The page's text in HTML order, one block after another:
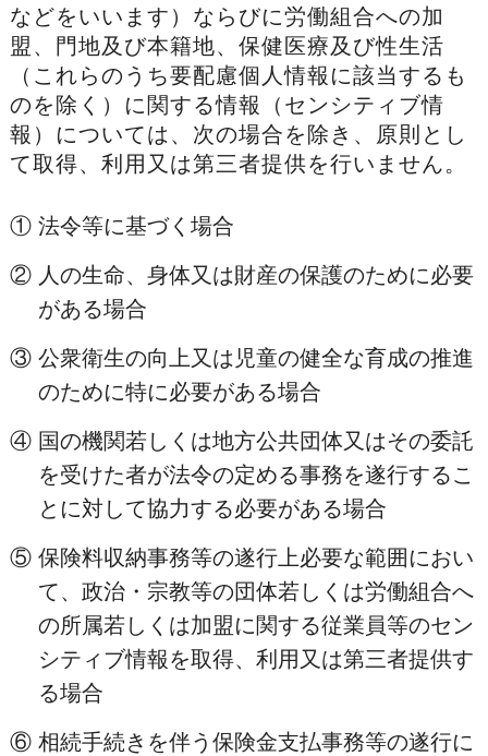
などをいいます）ならびに労働組合への加
盟、門地及び本籍地、保健医療及び性生活
（これらのうち要配慮個人情報に該当するも
のを除く）に関する情報（センシティブ情
報）については、次の場合を除き、原則とし
て取得、利用又は第三者提供を行いません。
① 法令等に基づく場合
② 人の生命、身体又は財産の保護のために必要
がある場合
③ 公衆衛生の向上又は児童の健全な育成の推進
のために特に必要がある場合
④ 国の機関若しくは地方公共団体又はその委託
を受けた者が法令の定める事務を遂行するこ
とに対して協力する必要がある場合
⑤ 保険料収納事務等の遂行上必要な範囲におい
て、政治・宗教等の団体若しくは労働組合へ
の所属若しくは加盟に関する従業員等のセン
シティブ情報を取得、利用又は第三者提供す
る場合
⑥ 相続手続きを伴う保険金支払事務等の遂行に